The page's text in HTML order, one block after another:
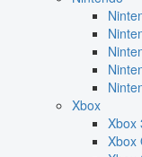
Xbox
Xbox
Xbox